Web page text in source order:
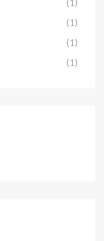
(1)
(1)
(1)